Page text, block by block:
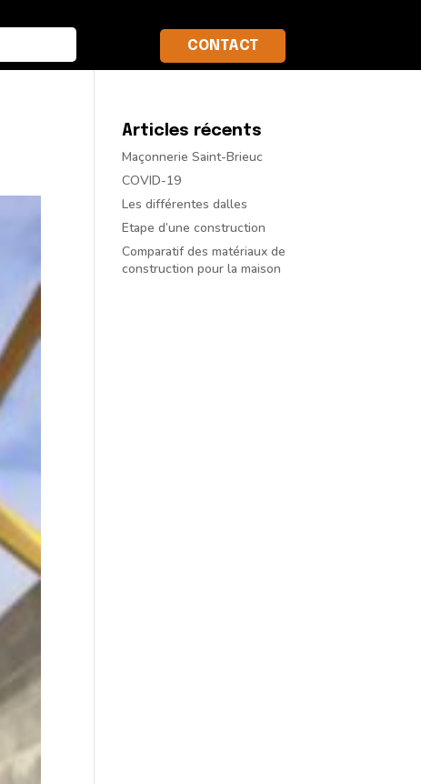
CONTACT
Articles récents
Maçonnerie Saint-Brieuc
COVID-19
Les différentes dalles
Etape d’une construction
Comparatif des matériaux de
construction pour la maison